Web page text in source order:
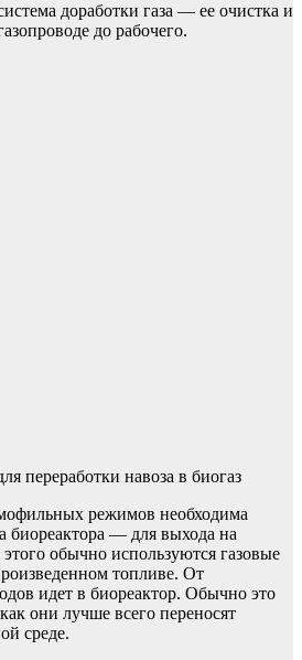
доработки газа — ее очистка и
до рабочего.
переработки навоза в биогаз
режимов необходима
биореактора — для выхода на
обычно используются газовые
топливе. От
идет в биореактор. Обычно это
они лучше всего переносят
среде.